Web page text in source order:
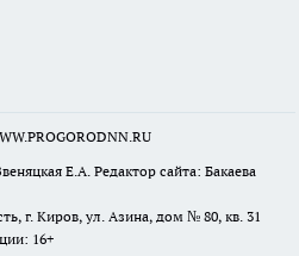
Е.А. Редактор сайта: Бакаева
г. Киров, ул. Азина, дом № 80, кв. 31
16+